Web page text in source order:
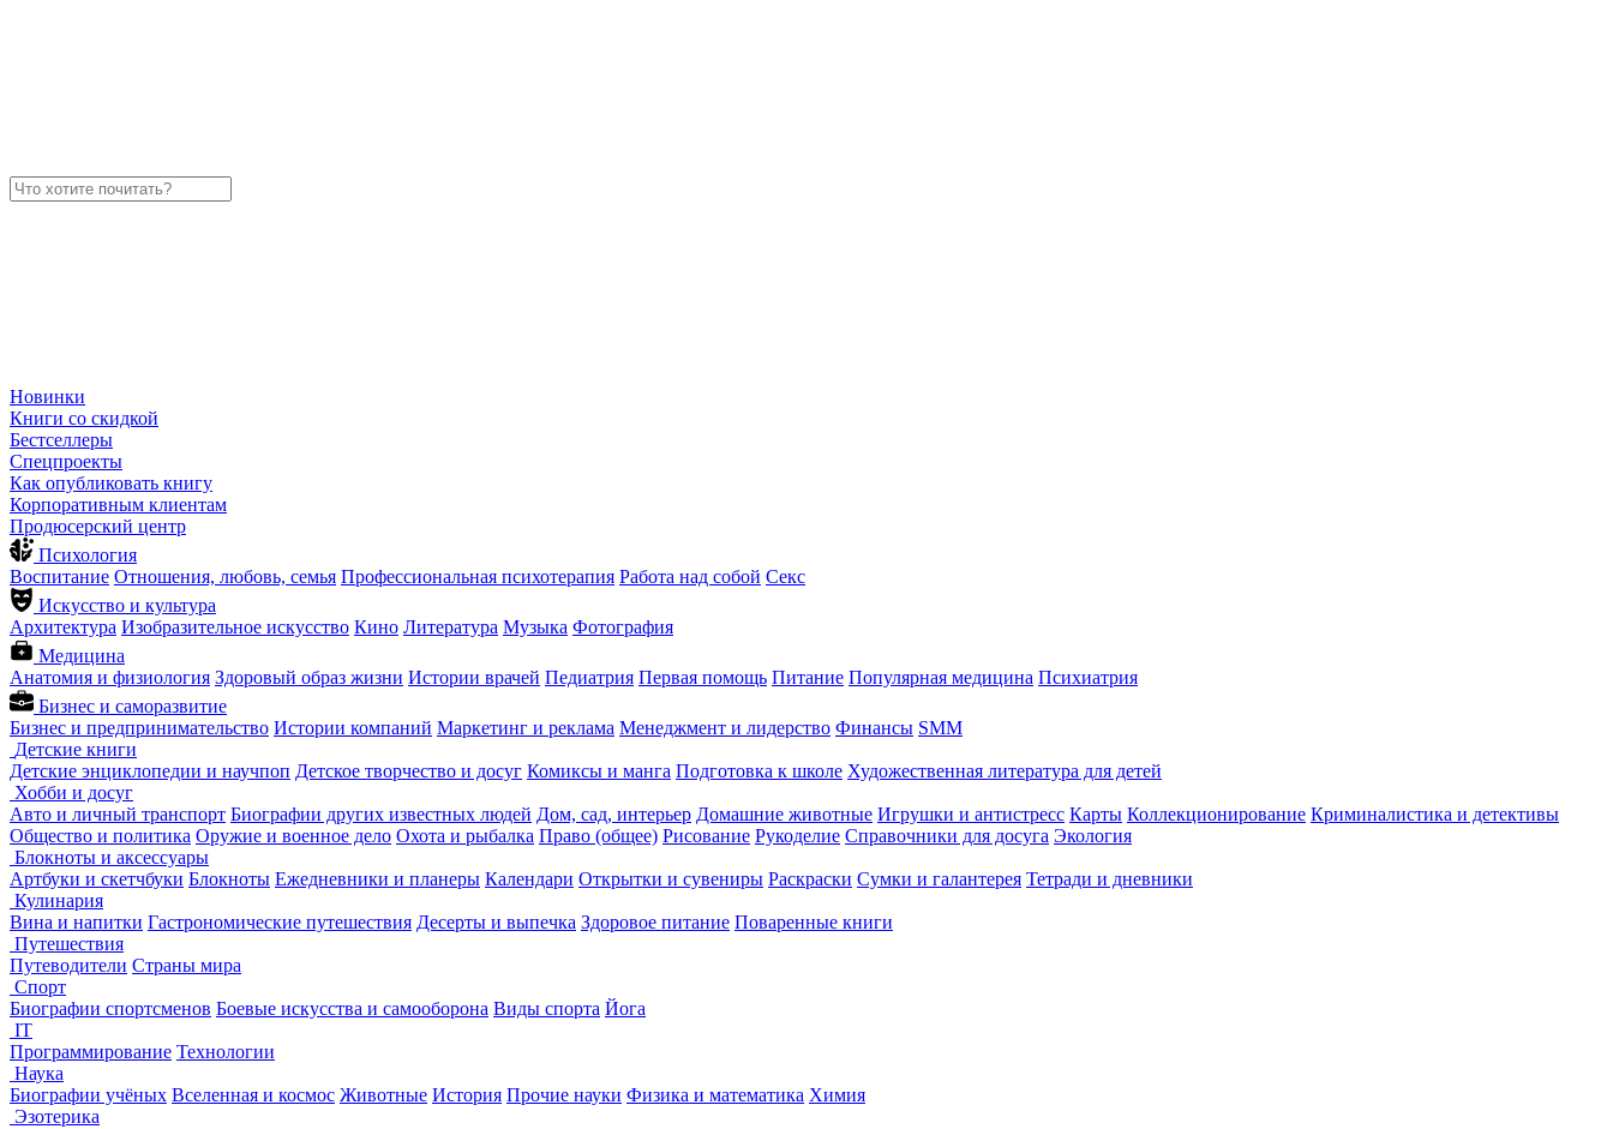
Новинки
Книги со скидкой
Бестселлеры
Спецпроекты
Как опубликовать книгу
Корпоративным клиентам
Продюсерский центр
Психология
Воспитание Отношения, любовь, семья Профессиональная психотерапия Работа над собой Секс
Искусство и культура
Архитектура Изобразительное искусство Кино Литература Музыка Фотография
Медицина
Анатомия и физиология Здоровый образ жизни Истории врачей Педиатрия Первая помощь Питание Популярная медицина Психиатрия
Бизнес и саморазвитие
Бизнес и предпринимательство Истории компаний Маркетинг и реклама Менеджмент и лидерство Финансы SMM
Детские книги
Детские энциклопедии и научпоп Детское творчество и досуг Комиксы и манга Подготовка к школе Художественная литература для детей
Хобби и досуг
Авто и личный транспорт Биографии других известных людей Дом, сад, интерьер Домашние животные Игрушки и антистресс Карты Коллекционирование Криминалистика и детективы
Общество и политика Оружие и военное дело Охота и рыбалка Право (общее) Рисование Рукоделие Справочники для досуга Экология
Блокноты и аксессуары
Артбуки и скетчбуки Блокноты Ежедневники и планеры Календари Открытки и сувениры Раскраски Сумки и галантерея Тетради и дневники
Кулинария
Вина и напитки Гастрономические путешествия Десерты и выпечка Здоровое питание Поваренные книги
Путешествия
Путеводители Страны мира
Спорт
Биографии спортсменов Боевые искусства и самооборона Виды спорта Йога
IT
Программирование Технологии
Наука
Биографии учёных Вселенная и космос Животные История Прочие науки Физика и математика Химия
Эзотерика